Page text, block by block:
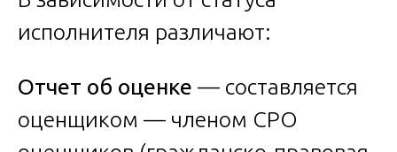
исполнителя различают:
Отчет об оценке — составляется
оценщиком — членом СРО